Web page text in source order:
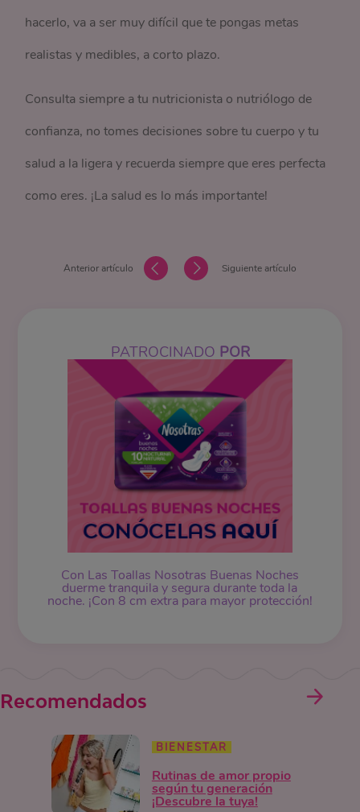
hacerlo, va a ser muy difícil que te pongas metas
realistas y medibles, a corto plazo.
Consulta siempre a tu nutricionista o nutriólogo de
confianza, no tomes decisiones sobre tu cuerpo y tu
salud a la ligera y recuerda siempre que eres perfecta
como eres. ¡La salud es lo más importante!
Anterior artículo Siguiente artículo
PATROCINADO POR
Con Las Toallas Nosotras Buenas Noches
duerme tranquila y segura durante toda la
noche. ¡Con 8 cm extra para mayor protección!
Recomendados
BIENESTAR
Rutinas de amor propio
según tu generación
¡Descubre la tuya!